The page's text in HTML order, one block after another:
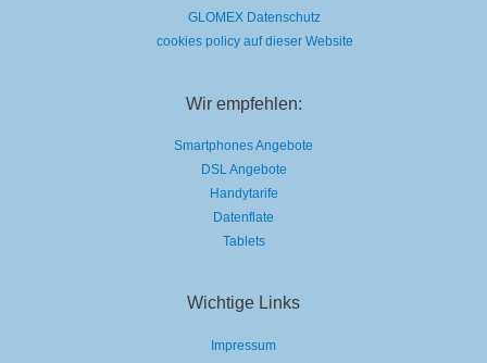
GLOMEX Datenschutz
cookies policy auf dieser Website
Wir empfehlen:
Smartphones Angebote
DSL Angebote
Handytarife
Datenflate
Tablets
Wichtige Links
Impressum